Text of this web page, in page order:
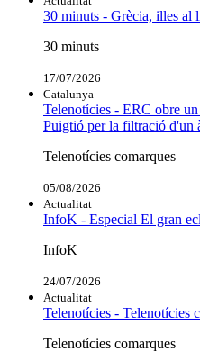
30 minuts - Grècia, illes al
30 minuts
17/07/2026
Catalunya
Telenotícies - ERC obre
Puigtió per la filtració d'un
Telenotícies comarques
05/08/2026
Actualitat
InfoK - Especial El gran
InfoK
24/07/2026
Actualitat
Telenotícies - Telenotícies
Telenotícies comarques